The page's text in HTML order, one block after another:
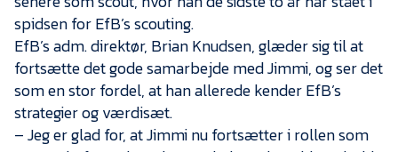
spidsen for EfB’s scouting.
EfB’s adm. direktør, Brian Knudsen, glæder sig til at
fortsætte det gode samarbejde med Jimmi, og ser det
som en stor fordel, at han allerede kender EfB’s
strategier og værdisæt.
– Jeg er glad for, at Jimmi nu fortsætter i rollen som